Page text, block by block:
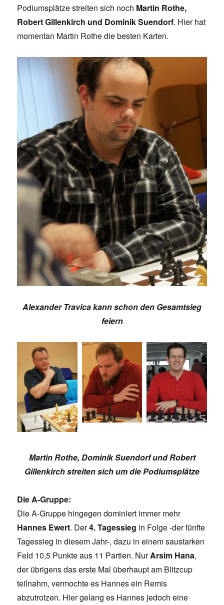
Podiumsplätze streiten sich noch Martin Rothe,
Robert Gillenkirch und Dominik Suendorf. Hier hat
momentan Martin Rothe die besten Karten.
Alexander Travica kann schon den Gesamtsieg
feiern
Martin Rothe, Dominik Suendorf und Robert
Gillenkirch streiten sich um die Podiumsplätze
Die A-Gruppe:
Die A-Gruppe hingegen dominiert immer mehr
Hannes Ewert. Der4. Tagessieg in Folge -der fünfte
Tagessieg in diesem Jahr-, dazu in einem saustarken
Feld 10,5 Punkte aus 11 Partien. NurArsim Hana,
der übrigens das erste Mal überhaupt am Blitzcup
teilnahm, vermochte es Hannes ein Remis
abzutrotzen. Hier gelang es Hannes jedoch eine